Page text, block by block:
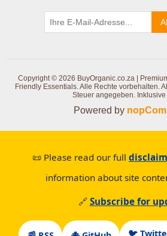
Copyright © 2026 BuyOrganic.co.za |
Friendly Essentials. Alle Rechte vorbehalten.
Steuer angegeben. Inklusive
Powered by
📜 Please read our full
information about site
🔗 Subscribe for
🐦